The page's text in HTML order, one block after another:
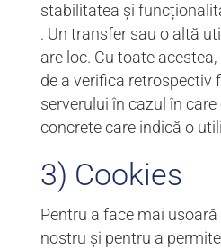
stabilitatea și
. Un transfer sau o altă
are loc. Cu toate
de a verifica retrospectiv
serverului în cazul în
concrete care indică o
3) Cookies
Pentru a face mai
nostru și pentru a